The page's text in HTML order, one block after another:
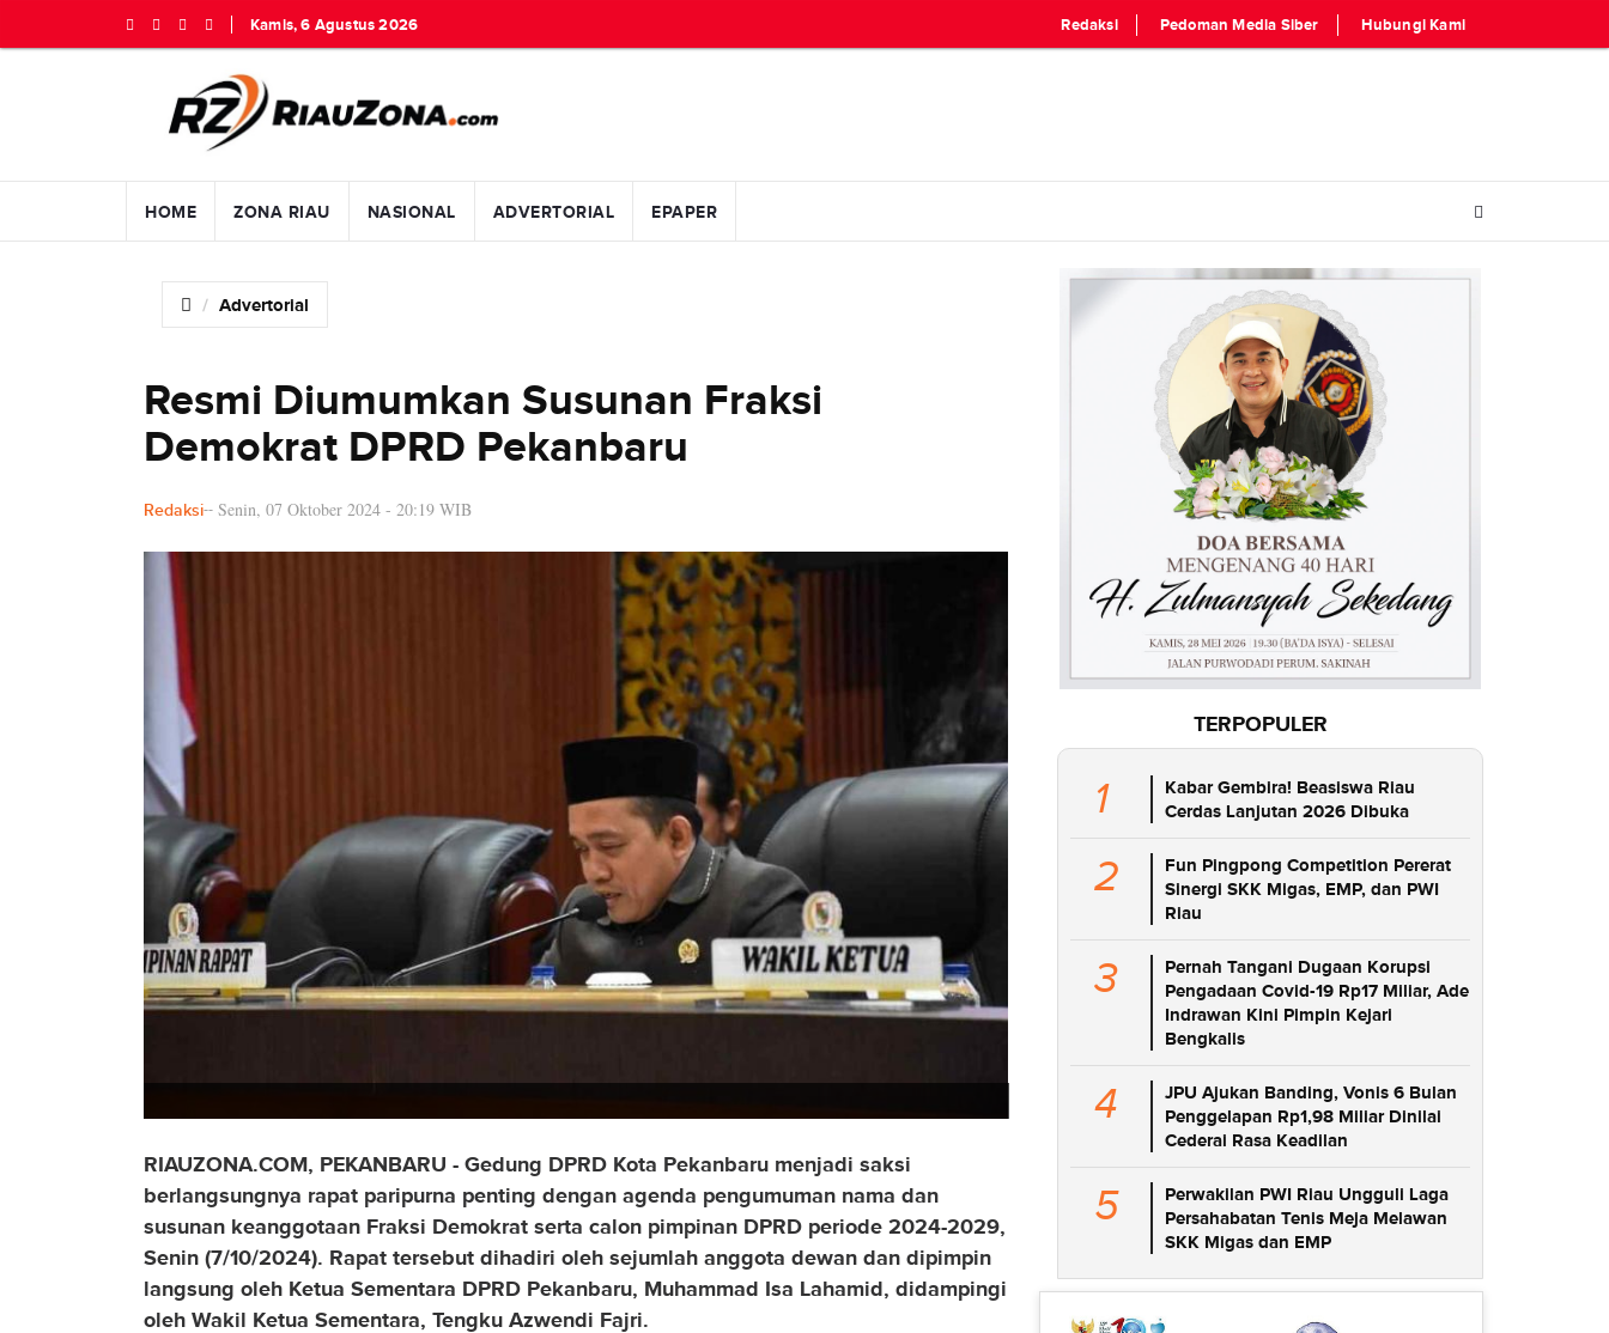
Kamis, 6 Agustus 2026 Redaksi Pedoman Media Siber Hubungi Kami
HOME ZONA RIAU NASIONAL ADVERTORIAL EPAPER
Advertorial
Resmi Diumumkan Susunan Fraksi
Demokrat DPRD Pekanbaru
Redaksi Senin, 07 Oktober 2024 - 20:19 WIB
RIAUZONA.COM, PEKANBARU - Gedung DPRD Kota Pekanbaru menjadi saksi
berlangsungnya rapat paripurna penting dengan agenda pengumuman nama dan
susunan keanggotaan Fraksi Demokrat serta calon pimpinan DPRD periode 2024-2029,
Senin (7/10/2024). Rapat tersebut dihadiri oleh sejumlah anggota dewan dan dipimpin
langsung oleh Ketua Sementara DPRD Pekanbaru, Muhammad Isa Lahamid, didampingi
oleh Wakil Ketua Sementara, Tengku Azwendi Fajri.
TERPOPULER
1
Kabar Gembira! Beasiswa Riau
Cerdas Lanjutan 2026 Dibuka
2
Fun Pingpong Competition Pererat
Sinergi SKK Migas, EMP, dan PWI
Riau
3
Pernah Tangani Dugaan Korupsi
Pengadaan Covid-19 Rp17 Miliar, Ade
Indrawan Kini Pimpin Kejari
Bengkalis
4
JPU Ajukan Banding, Vonis 6 Bulan
Penggelapan Rp1,98 Miliar Dinilai
Cederai Rasa Keadilan
5
Perwakilan PWI Riau Ungguli Laga
Persahabatan Tenis Meja Melawan
SKK Migas dan EMP